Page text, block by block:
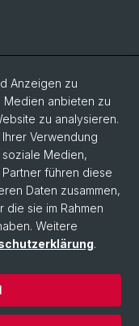
Anzeigen zu
Medien anbieten zu
zu analysieren.
Verwendung
Medien,
führen diese
Daten zusammen,
sie im Rahmen
Weitere
.